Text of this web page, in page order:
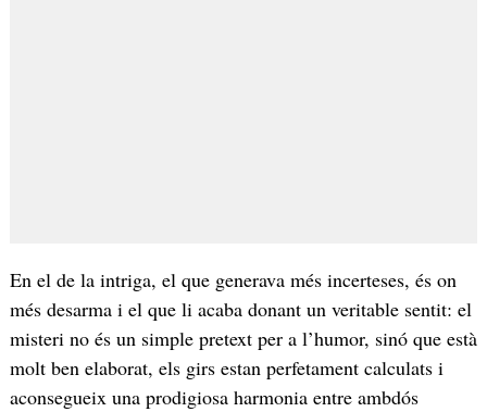
En el de la intriga, el que generava més incerteses, és on
més desarma i el que li acaba donant un veritable sentit: el
misteri no és un simple pretext per a l’humor, sinó que està
molt ben elaborat, els girs estan perfetament calculats i
aconsegueix una prodigiosa harmonia entre ambdós